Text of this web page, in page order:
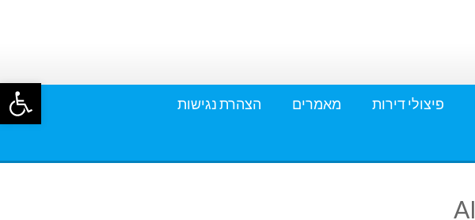
פתח פיצולי דירות מאמרים הצהרת נגישות